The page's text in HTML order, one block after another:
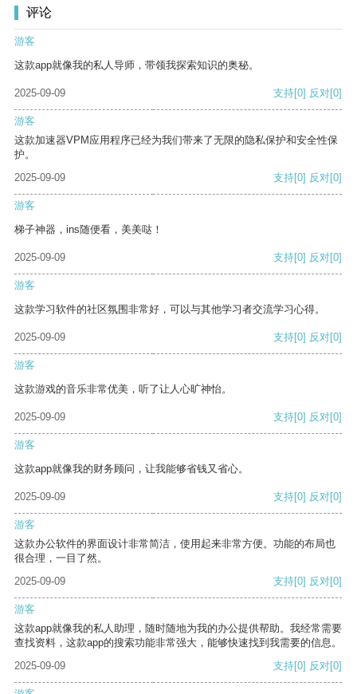
评论
游客
这款app就像我的私人导师，带领我探索知识的奥秘。
2025-09-09 支持[0] 反对[0]
游客
这款加速器VPM应用程序已经为我们带来了无限的隐私保护和安全性保
护。
2025-09-09
支持[0] 反对[0]
游客
梯子神器，ins随便看，美美哒！
2025-09-09 支持[0] 反对[0]
游客
这款学习软件的社区氛围非常好，可以与其他学习者交流学习心得。
2025-09-09 支持[0] 反对[0]
游客
这款游戏的音乐非常优美，听了让人心旷神怡。
2025-09-09 支持[0] 反对[0]
游客
这款app就像我的财务顾问，让我能够省钱又省心。
2025-09-09 支持[0] 反对[0]
游客
这款办公软件的界面设计非常简洁，使用起来非常方便。功能的布局也
很合理，一目了然。
2025-09-09
支持[0] 反对[0]
游客
这款app就像我的私人助理，随时随地为我的办公提供帮助。我经常需要
查找资料，这款app的搜索功能非常强大，能够快速找到我需要的信息。
2025-09-09
支持[0] 反对[0]